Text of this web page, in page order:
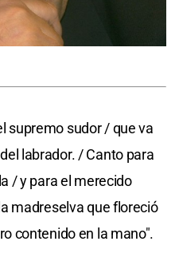
supremo sudor / que va
labrador. / Canto para
/ y para el merecido
madreselva que floreció
contenido en la mano".